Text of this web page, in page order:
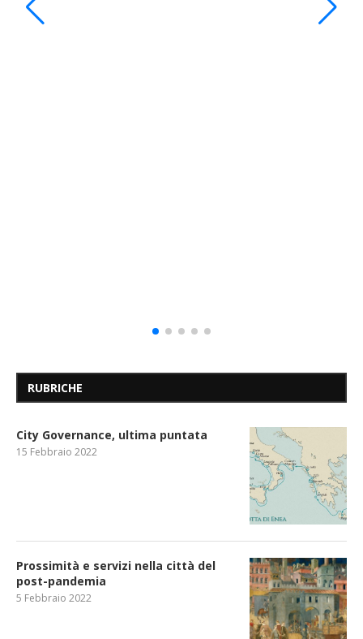
RUBRICHE
City Governance, ultima puntata
15 Febbraio 2022
Prossimità e servizi nella città del
post-pandemia
5 Febbraio 2022